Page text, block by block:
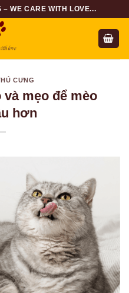
– WE CARE WITH LOVE...
CƯNG
mẹo để mèo
hơn